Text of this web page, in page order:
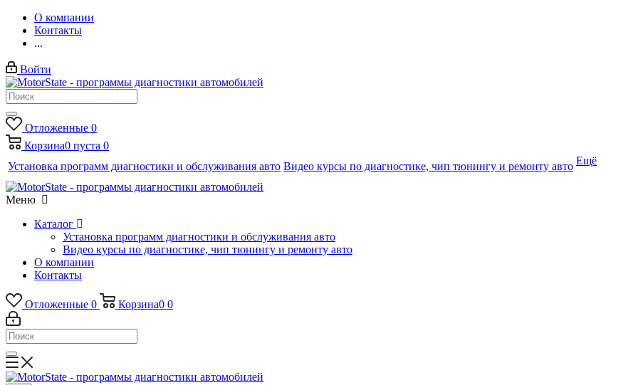
О компании
Контакты
...
Войти
Отложенные 0
Корзина0 пуста 0
Установка программ диагностики и обслуживания авто Видео курсы по диагностике, чип тюнингу и ремонту авто Ещё
Меню
Каталог
Установка программ диагностики и обслуживания авто
Видео курсы по диагностике, чип тюнингу и ремонту авто
О компании
Контакты
Отложенные 0 Корзина0 0